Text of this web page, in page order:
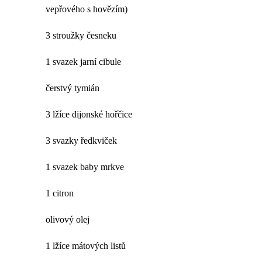
vepřového s hovězím)
3 stroužky česneku
1 svazek jarní cibule
čerstvý tymián
3 lžíce dijonské hořčice
3 svazky ředkviček
1 svazek baby mrkve
1 citron
olivový olej
1 lžíce mátových listů